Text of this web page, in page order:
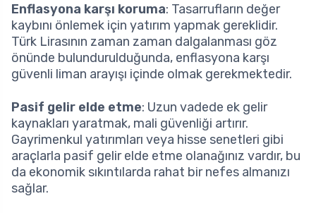
Enflasyona karşı koruma: Tasarrufların değer
kaybını önlemek için yatırım yapmak gereklidir.
Türk Lirasının zaman zaman dalgalanması göz
önünde bulundurulduğunda, enflasyona karşı
güvenli liman arayışı içinde olmak gerekmektedir.
Pasif gelir elde etme: Uzun vadede ek gelir
kaynakları yaratmak, mali güvenliği artırır.
Gayrimenkul yatırımları veya hisse senetleri gibi
araçlarla pasif gelir elde etme olanağınız vardır, bu
da ekonomik sıkıntılarda rahat bir nefes almanızı
sağlar.